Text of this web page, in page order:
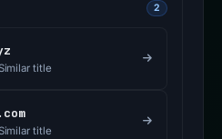
2
title
title